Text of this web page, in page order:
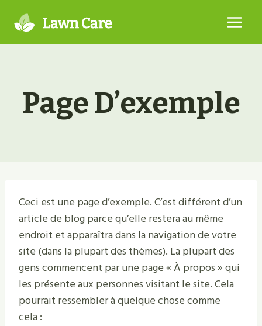
contenu
Page D’exemple
Ceci est une page d’exemple. C’est différent d’un
article de blog parce qu’elle restera au même
endroit et apparaîtra dans la navigation de votre
site (dans la plupart des thèmes). La plupart des
gens commencent par une page « À propos » qui
les présente aux personnes visitant le site. Cela
pourrait ressembler à quelque chose comme
cela :